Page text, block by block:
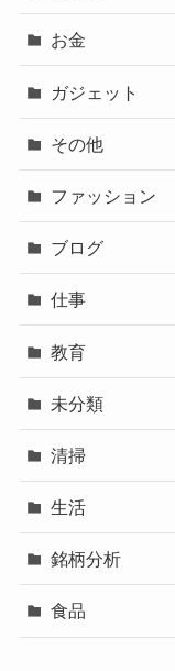
お金
ガジェット
その他
ファッション
ブログ
仕事
教育
未分類
清掃
生活
銘柄分析
食品